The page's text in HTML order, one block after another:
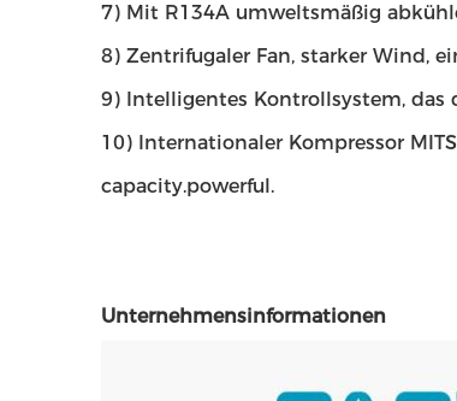
7) Mit R134A umweltsmäßig
8) Zentrifugaler Fan, starker Wind,
9) Intelligentes Kontrollsystem,
10) Internationaler Kompressor
capacity.powerful.
Unternehmensinformationen